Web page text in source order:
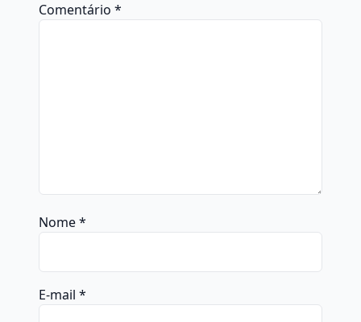
Comentário *
Nome*
E-mail *